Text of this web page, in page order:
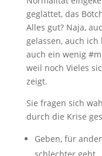
geglättet, das
Alles gut? Naja,
gelassen, auch
auch ein wenig
weil noch Vieles
zeigt.
Sie fragen sich
durch die Krise
Geben, für